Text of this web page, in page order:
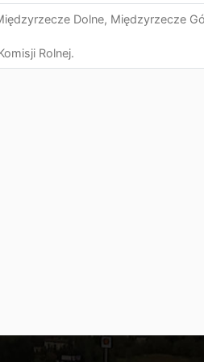
Dolne, Międzyrzecze
Rolnej.